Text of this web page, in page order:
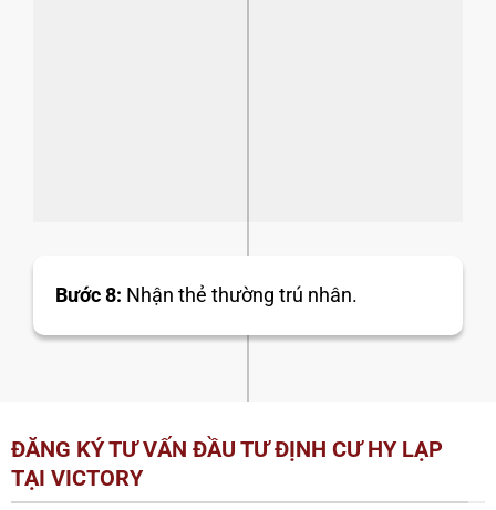
Bước 8: Nhận thẻ thường trú nhân.
ĐĂNG KÝ TƯ VẤN ĐẦU TƯ ĐỊNH CƯ HY LẠP
TẠI VICTORY